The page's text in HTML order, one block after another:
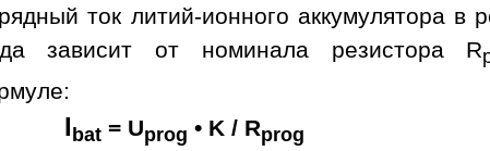
ток литий-ионного аккумулятора в
зависит от номинала резистора R
Ibat = Uprog • K / Rprog